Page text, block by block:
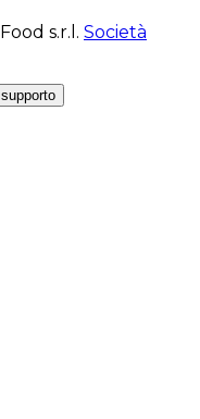
s.r.l. Società